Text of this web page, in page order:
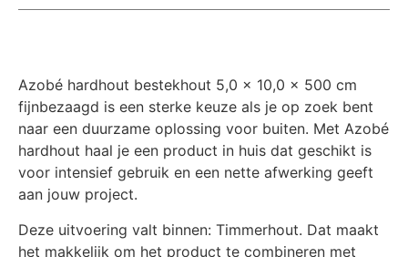
Azobé hardhout bestekhout 5,0 x 10,0 x 500 cm
fijnbezaagd is een sterke keuze als je op zoek bent
naar een duurzame oplossing voor buiten. Met Azobé
hardhout haal je een product in huis dat geschikt is
voor intensief gebruik en een nette afwerking geeft
aan jouw project.
Deze uitvoering valt binnen: Timmerhout. Dat maakt
het makkelijk om het product te combineren met